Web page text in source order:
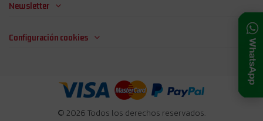
Newsletter
Configuración cookies
© 2026 Todos los derechos reservados.